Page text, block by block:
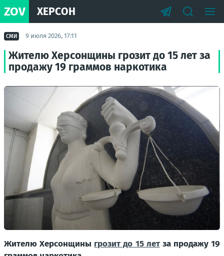
ZOV ХЕРСОН
СМИ 9 июля 2026, 17:11
Жителю Херсонщины грозит до 15 лет за
продажу 19 граммов наркотика
Жителю Херсонщины грозит до 15 летза продажу 19